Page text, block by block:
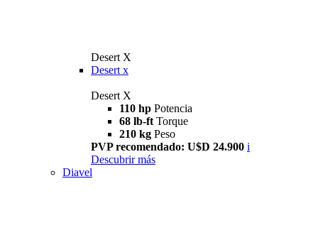
Desert X
Desert x
Desert X
110 hp Potencia
68 lb-ft Torque
210 kg Peso
PVP recomendado: U$D 24.900 i
Descubrir más
Diavel